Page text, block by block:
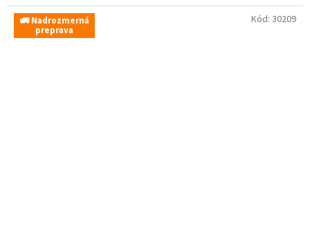
🚛 Nadrozmerná
preprava
Kód: 30209